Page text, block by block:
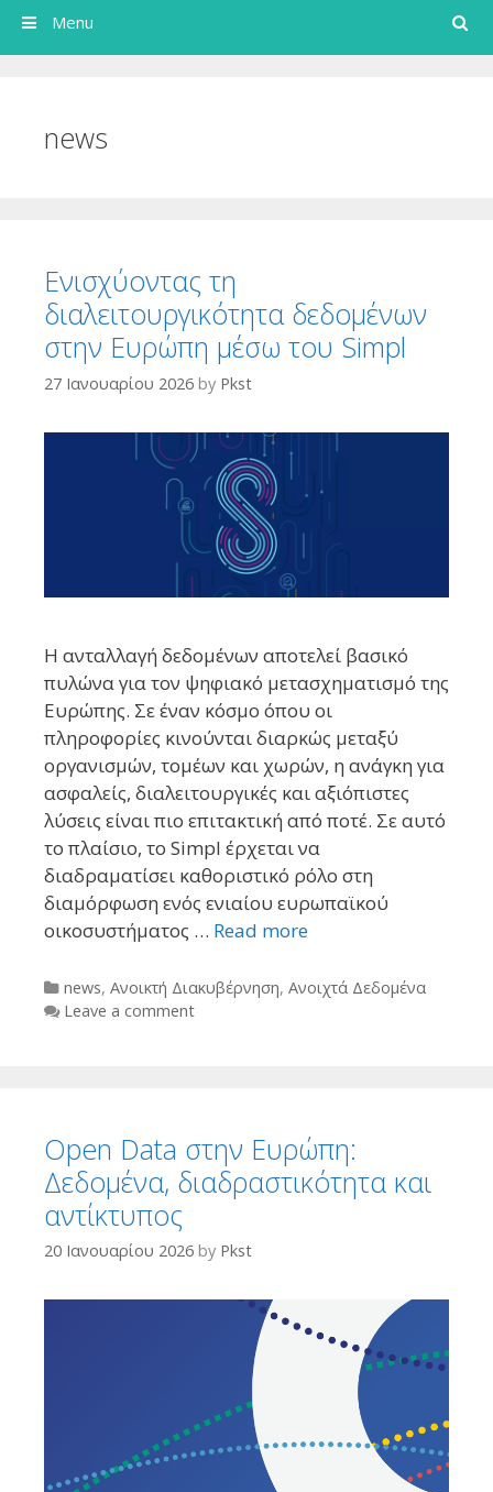
Search
Menu
news
Ενισχύοντας τη
διαλειτουργικότητα δεδομένων
στην Ευρώπη μέσω του Simpl
27 Ιανουαρίου 2026 by Pkst
Η ανταλλαγή δεδομένων αποτελεί βασικό
πυλώνα για τον ψηφιακό μετασχηματισμό της
Ευρώπης. Σε έναν κόσμο όπου οι
πληροφορίες κινούνται διαρκώς μεταξύ
οργανισμών, τομέων και χωρών, η ανάγκη για
ασφαλείς, διαλειτουργικές και αξιόπιστες
λύσεις είναι πιο επιτακτική από ποτέ. Σε αυτό
το πλαίσιο, το Simpl έρχεται να
διαδραματίσει καθοριστικό ρόλο στη
διαμόρφωση ενός ενιαίου ευρωπαϊκού
οικοσυστήματος … Read more
Categories
news, Ανοικτή Διακυβέρνηση, Ανοιχτά Δεδομένα
Leave a comment
Open Data στην Ευρώπη:
Δεδομένα, διαδραστικότητα και
αντίκτυπος
20 Ιανουαρίου 2026 by Pkst